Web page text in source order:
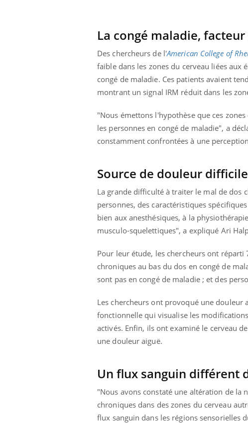
La congé maladie,
Des chercheurs de l'American College of
faible dans les zones du cerveau liées
congé de maladie. Ces patients avaient
montrant un signal IRM réduit dans les
"Nous émettons l'hypothèse que ces
les personnes en congé de maladie", a
constamment confrontées à une
Source de douleur
La grande difficulté à traiter le mal de dos
personnes, des caractéristiques
bien aux anesthésiques, à la
musculo-squelettiques", a expliqué Ari
Pour leur étude, les chercheurs ont
chroniques au bas du dos en congé de
sont pas en congé de maladie ; et des
Les chercheurs ont provoqué une douleur
fonctionnelle qui visualise les
activés. Enfin, ils ont examiné le cerveau
une douleur aiguë.
Un flux sanguin différent
"Nous avons constaté une altération de
chroniques dans des zones du cerveau
flux sanguin dans les régions sensorielles